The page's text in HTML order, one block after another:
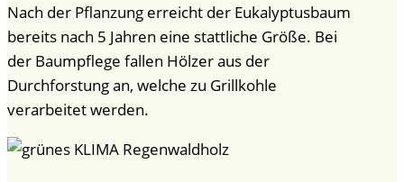
Nach der Pflanzung erreicht der Eukalyptusbaum
bereits nach 5 Jahren eine stattliche Größe. Bei
der Baumpflege fallen Hölzer aus der
Durchforstung an, welche zu Grillkohle
verarbeitet werden.